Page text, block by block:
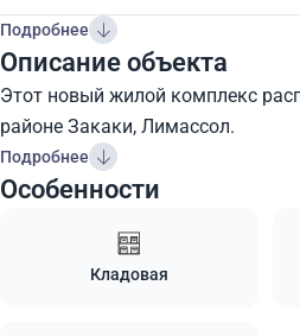
Подробнее
Описание объекта
Этот новый жилой комплекс
районе Закаки, ​​Лимассол.
Подробнее
Особенности
Кладовая